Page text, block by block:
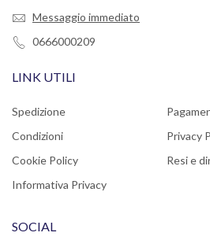
Messaggio immediato
0666000209
LINK UTILI
Spedizione
Condizioni
Privacy
Cookie Policy
Resi e
Informativa Privacy
SOCIAL